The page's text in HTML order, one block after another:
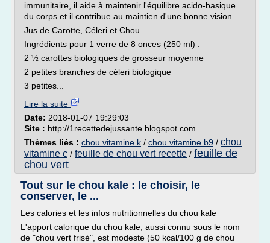
immunitaire, il aide à maintenir l'équilibre acido-basique
du corps et il contribue au maintien d'une bonne vision.
Jus de Carotte, Céleri et Chou
Ingrédients pour 1 verre de 8 onces (250 ml) :
2 ½ carottes biologiques de grosseur moyenne
2 petites branches de céleri biologique
3 petites...
Lire la suite
Date: 2018-01-07 19:29:03
Site : http://1recettedejussante.blogspot.com
Thèmes liés : chou vitamine k / chou vitamine b9 / chou
vitamine c / feuille de chou vert recette / feuille de
chou vert
Tout sur le chou kale : le choisir, le
conserver, le ...
Les calories et les infos nutritionnelles du chou kale
L'apport calorique du chou kale, aussi connu sous le nom
de "chou vert frisé", est modeste (50 kcal/100 g de chou